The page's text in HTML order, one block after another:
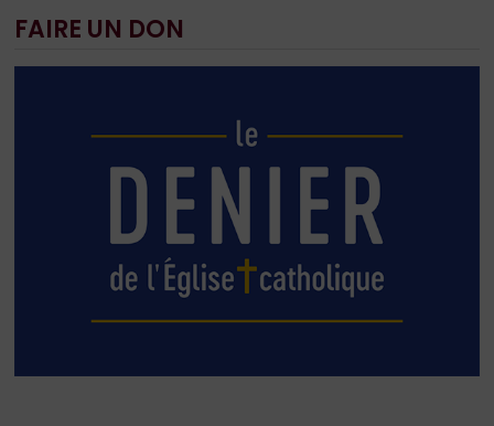
FAIRE UN DON